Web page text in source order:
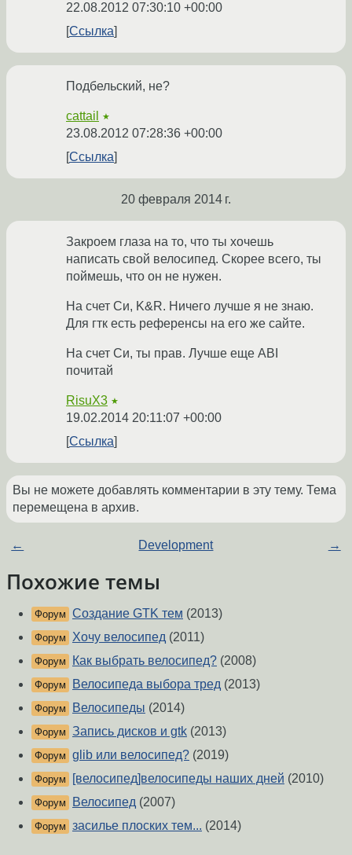
22.08.2012 07:30:10 +00:00
Ссылка
Подбельский, не?
cattail ★
23.08.2012 07:28:36 +00:00
Ссылка
20 февраля 2014 г.
Закроем глаза на то, что ты хочешь
написать свой велосипед. Скорее всего, ты
поймешь, что он не нужен.
На счет Си, K&R. Ничего лучше я не знаю.
Для гтк есть референсы на его же сайте.
На счет Си, ты прав. Лучше еще ABI
почитай
RisuX3 ★
19.02.2014 20:11:07 +00:00
Ссылка
Вы не можете добавлять комментарии в эту тему. Тема
перемещена в архив.
← Development →
Похожие темы
Форум Создание GTK тем (2013)
Форум Хочу велосипед (2011)
Форум Как выбрать велосипед? (2008)
Форум Велосипеда выбора тред (2013)
Форум Велосипеды (2014)
Форум Запись дисков и gtk (2013)
Форум glib или велосипед? (2019)
Форум [велосипед]велосипеды наших дней (2010)
Форум Велосипед (2007)
Форум засилье плоских тем... (2014)